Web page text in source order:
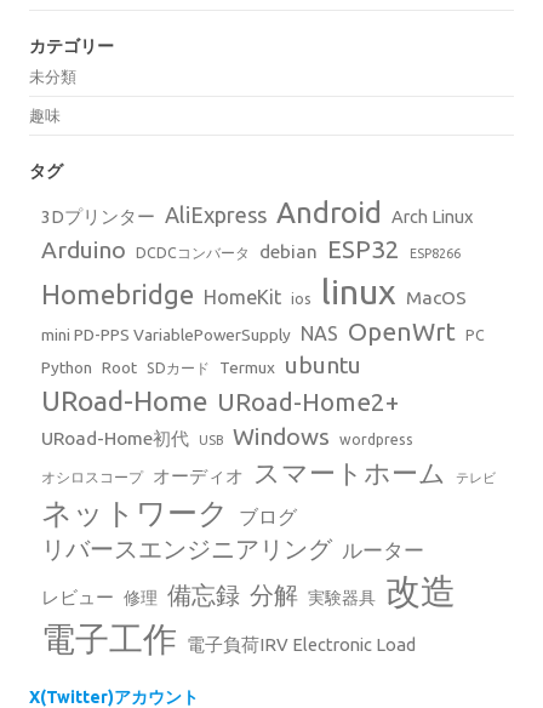
カテゴリー
未分類
趣味
タグ
3Dプリンター AliExpress Android Arch Linux
Arduino DCDCコンバータ debian ESP32 ESP8266
Homebridge HomeKit ios linux MacOS
mini PD-PPS VariablePowerSupply NAS OpenWrt PC
Python Root SDカード Termux ubuntu
URoad-Home URoad-Home2+
URoad-Home初代 USB Windows wordpress
オシロスコープ オーディオ スマートホーム テレビ
ネットワーク ブログ
リバースエンジニアリング ルーター
レビュー 修理 備忘録 分解 実験器具 改造
電子工作 電子負荷IRV Electronic Load
X(Twitter)アカウント